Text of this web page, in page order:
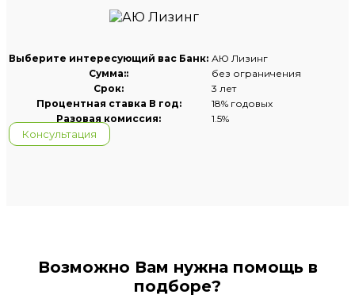
Выберите интересующий вас Банк: АЮ Лизинг
Сумма::
без ограничения
Срок:
3 лет
Процентная ставка В год:
18% годовых
Разовая комиссия:
1.5%
Консультация
Возможно Вам нужна помощь в
подборе?